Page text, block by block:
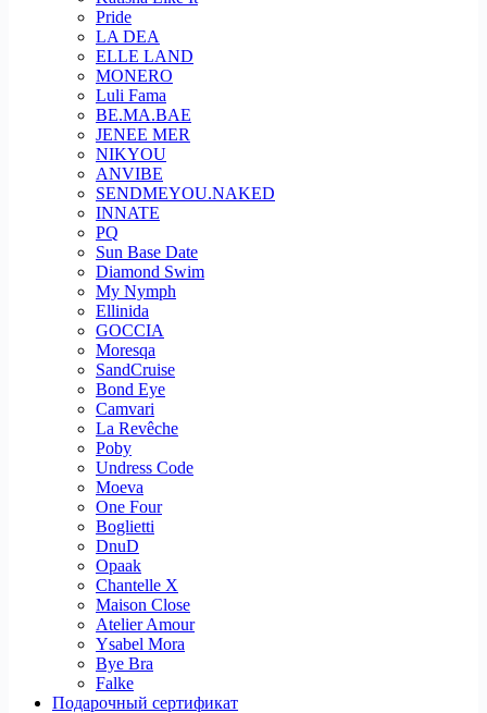
Pride
LA DEA
ELLE LAND
MONERO
Luli Fama
BE.MA.BAE
JENEE MER
NIKYOU
ANVIBE
SENDMEYOU.NAKED
INNATE
PQ
Sun Base Date
Diamond Swim
My Nymph
Ellinida
GOCCIA
Moresqa
SandCruise
Bond Eye
Camvari
La Revêche
Poby
Undress Code
Moeva
One Four
Boglietti
DnuD
Opaak
Chantelle X
Maison Close
Atelier Amour
Ysabel Mora
Bye Bra
Falke
Подарочный сертификат